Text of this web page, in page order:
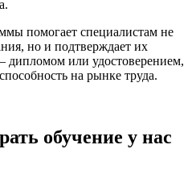
помогает специалистам не
но и подтверждает их
дипломом или удостоверением,
на рынке труда.
обучение у нас